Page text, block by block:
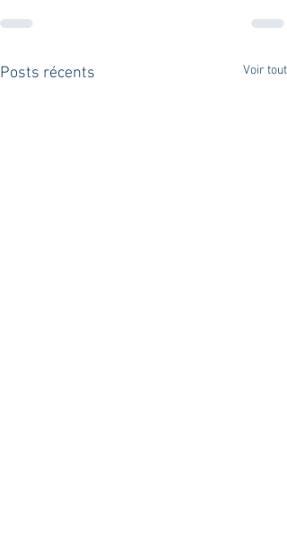
Posts récents Voir tout